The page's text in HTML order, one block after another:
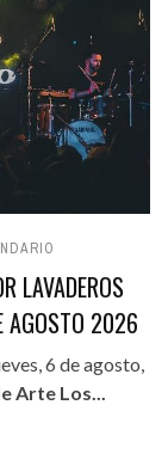
LAVADEROS
AGOSTO 2026
6 de agosto,
Arte Los...